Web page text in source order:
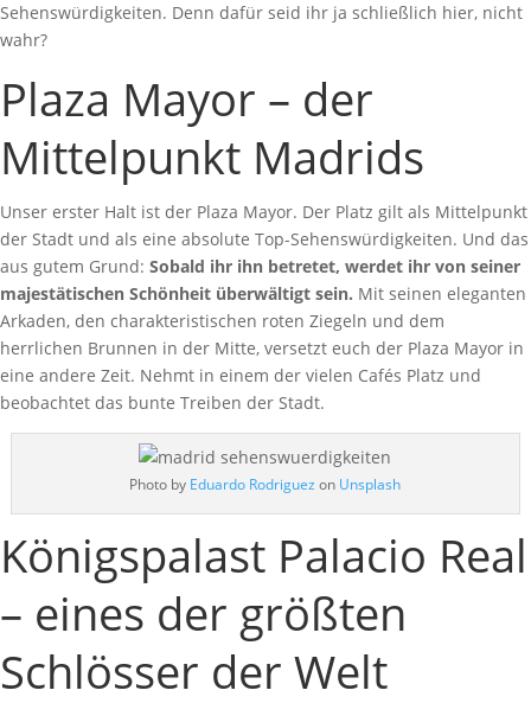
Sehenswürdigkeiten. Denn dafür seid ihr ja schließlich hier, nicht
wahr?
Plaza Mayor – der
Mittelpunkt Madrids
Unser erster Halt ist der Plaza Mayor. Der Platz gilt als Mittelpunkt
der Stadt und als eine absolute Top-Sehenswürdigkeiten. Und das
aus gutem Grund: Sobald ihr ihn betretet, werdet ihr von seiner
majestätischen Schönheit überwältigt sein. Mit seinen eleganten
Arkaden, den charakteristischen roten Ziegeln und dem
herrlichen Brunnen in der Mitte, versetzt euch der Plaza Mayor in
eine andere Zeit. Nehmt in einem der vielen Cafés Platz und
beobachtet das bunte Treiben der Stadt.
Photo by Eduardo Rodriguez on Unsplash
Königspalast Palacio Real
– eines der größten
Schlösser der Welt